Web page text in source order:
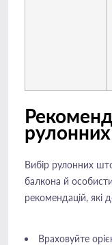
Вибір рулонних
балкона й
рекомендацій, які
Враховуйте